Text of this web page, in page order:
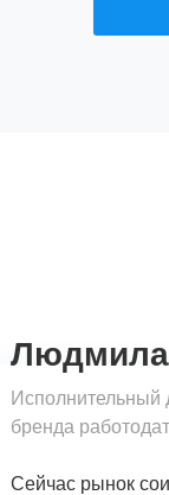
Исполнительный
бренда
Сейчас рынок